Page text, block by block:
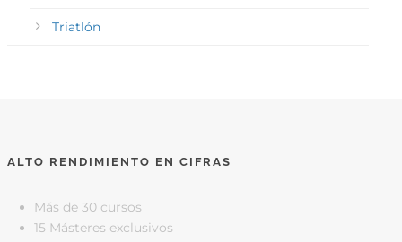
Triatlón
ALTO RENDIMIENTO EN CIFRAS
Más de 30 cursos
15 Másteres exclusivos